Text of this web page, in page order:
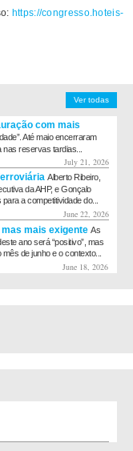
https://congresso.hoteis-
Ver todas
com mais
Até maio encerraram
reservas tardias...
July 21, 2026
Alberto Ribeiro,
da AHP, e Gonçalo
a competitividade do...
June 22, 2026
mais exigente As
ano será “positivo”, mas
de junho e o contexto...
June 18, 2026